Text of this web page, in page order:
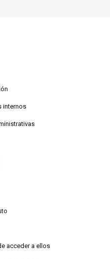
internos
acceder a ellos